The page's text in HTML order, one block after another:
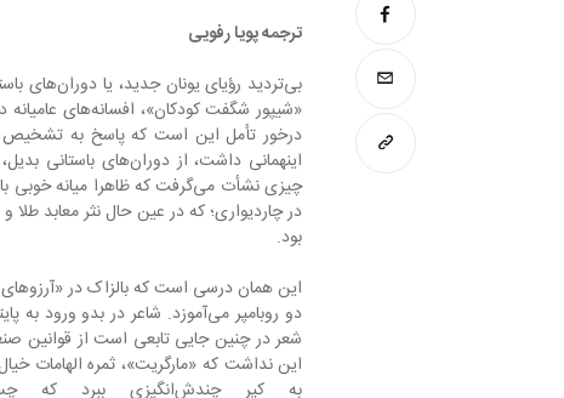
ترجمه پویا رفویی
«شیپور شگفت
درخور تأمل این است که پاسخ به
بود.
این همان درسی است که بالزاک در